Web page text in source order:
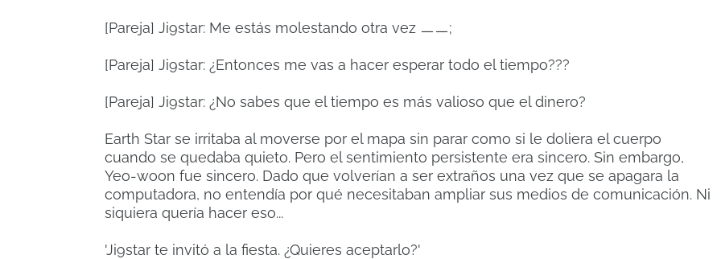
[Pareja] Ji9star: Me estás molestando otra vez ㅡㅡ;
[Pareja] Ji9star: ¿Entonces me vas a hacer esperar todo el tiempo???
[Pareja] Ji9star: ¿No sabes que el tiempo es más valioso que el dinero?
Earth Star se irritaba al moverse por el mapa sin parar como si le doliera el cuerpo
cuando se quedaba quieto. Pero el sentimiento persistente era sincero. Sin embargo,
Yeo-woon fue sincero. Dado que volverían a ser extraños una vez que se apagara la
computadora, no entendía por qué necesitaban ampliar sus medios de comunicación. Ni
siquiera quería hacer eso...
'Ji9star te invitó a la fiesta. ¿Quieres aceptarlo?'